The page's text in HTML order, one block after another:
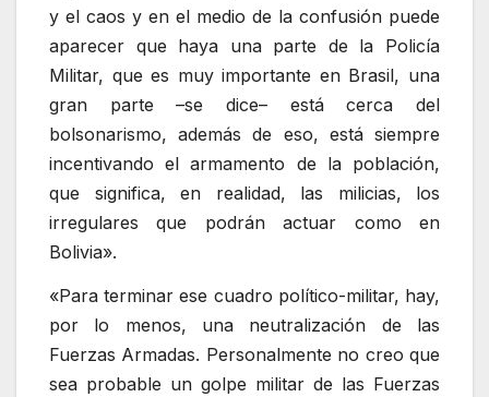
y el caos y en el medio de la confusión puede
aparecer que haya una parte de la Policía
Militar, que es muy importante en Brasil, una
gran parte –se dice– está cerca del
bolsonarismo, además de eso, está siempre
incentivando el armamento de la población,
que significa, en realidad, las milicias, los
irregulares que podrán actuar como en
Bolivia».
«Para terminar ese cuadro político-militar, hay,
por lo menos, una neutralización de las
Fuerzas Armadas. Personalmente no creo que
sea probable un golpe militar de las Fuerzas